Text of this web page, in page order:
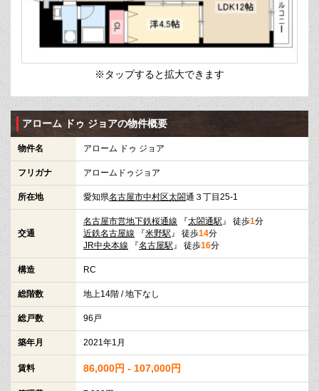
※タップすると拡大できます
アローム ドゥ ジョアの物件概要
物件名 アローム ドゥ ジョア
フリガナ アロームドゥジョア
所在地 愛知県名古屋市中村区太閤通３丁目25-1
交通
名古屋市営地下鉄桜通線 『太閤通駅 』 徒歩1分
近鉄名古屋線 『米野駅 』 徒歩14分
JR中央本線 『名古屋駅 』 徒歩16分
構造 RC
総階数 地上14階 / 地下なし
総戸数 96戸
築年月 2021年1月
賃料 86,000円 - 107,000円